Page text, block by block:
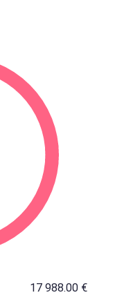
17 988.00 €